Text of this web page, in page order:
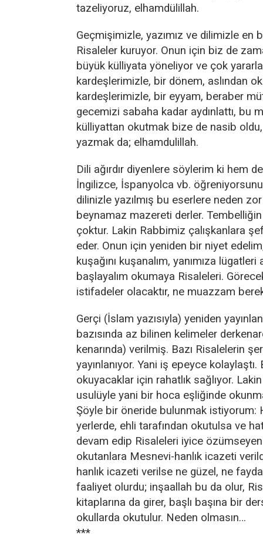
tazeliyoruz, elhamdülillah.
Geçmişimizle, yazımız ve dilimizle en
Risaleler kuruyor. Onun için biz de
büyük külliyata yöneliyor ve çok
kardeşlerimizle, bir dönem, aslından
kardeşlerimizle, bir eyyam, beraber
gecemizi sabaha kadar aydınlattı, bu
külliyattan okutmak bize de nasib oldu,
yazmak da; elhamdulillah.
Dili ağırdır diyenlere söylerim ki hem
İngilizce, İspanyolca vb.
dilinizle yazılmış bu eserlere neden
beynamaz mazereti derler.
çoktur. Lakin Rabbimiz çalışkanlara
eder. Onun için yeniden bir niyet
kuşağını kuşanalım, yanımıza lügatleri
başlayalım okumaya Risaleleri.
istifadeler olacaktır, ne muazzam
Gerçi (İslam yazısıyla) yeniden
bazısında az bilinen kelimeler
kenarında) verilmiş. Bazı Risalelerin
yayınlanıyor. Yani iş epeyce kolaylaştı.
okuyacaklar için rahatlık sağlıyor.
usulüyle yani bir hoca eşliğinde
Şöyle bir öneride bulunmak istiyorum:
yerlerde, ehli tarafından okutulsa ve
devam edip Risaleleri iyice
okutanlara Mesnevi-hanlık icazeti
hanlık icazeti verilse ne güzel, ne
faaliyet olurdu; inşaallah bu da olur,
kitaplarına da girer, başlı başına bir
okullarda okutulur. Neden olmasın…
***